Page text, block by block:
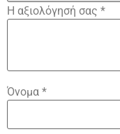
Η αξιολόγησή σας *
Όνομα *